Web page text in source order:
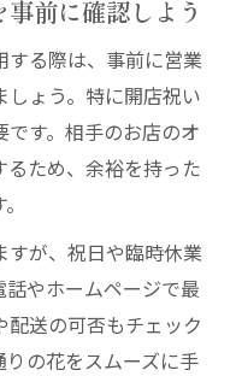
前に確認しよう
る際は、事前に営業
ょう。特に開店祝い
す。相手のお店のオ
ため、余裕を持った
すが、祝日や臨時休業
やホームページで最
送の可否もチェック
りの花をスムーズに手